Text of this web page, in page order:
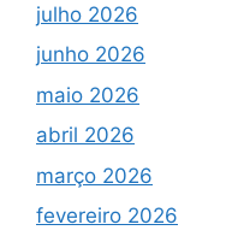
julho 2026
junho 2026
maio 2026
abril 2026
março 2026
fevereiro 2026